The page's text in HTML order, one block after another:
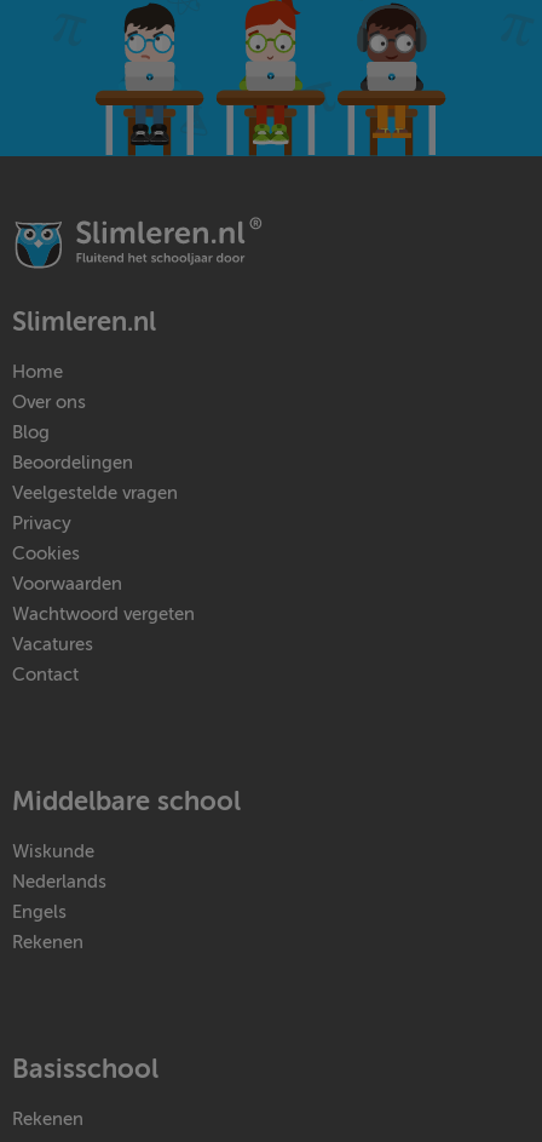
Slimleren.nl
Home
Over ons
Blog
Beoordelingen
Veelgestelde vragen
Privacy
Cookies
Voorwaarden
Wachtwoord vergeten
Vacatures
Contact
Middelbare school
Wiskunde
Nederlands
Engels
Rekenen
Basisschool
Rekenen